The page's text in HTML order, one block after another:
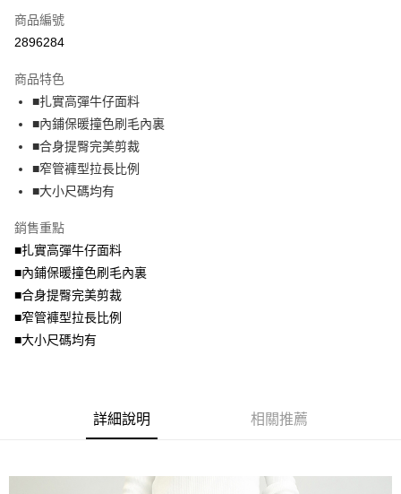
【大哥付你分期使用說明】
1.本服務由台灣大哥大提供，台灣大哥大用戶可立即使用無須另外申請。
流程，驗證手機門號後，選擇欲分期的期數、繳款截止日，確認付款後即完
成交易。
3.實際核准額度、可分期數及費用金額請依後續交易確認頁面所載為準。
4.訂單成立30分鐘內，如未前往確認交易或遇審核未通過，訂單將自動取
法說明評估內容。
【繳款方式說明】
1.分期款項不併入電信帳單，「大哥付你分期」於每月結算日後寄送繳費提
醒簡訊。
帳／街口支付／iPASS MONEY」等通路繳費。
【注意事項】
1.本服務係由「台灣大哥大股份有限公司」（以下簡稱本公司）所提供，讓
用戶於交易時，得透過本服務購買商品或服務，並由商店將買賣／分期付款
買賣價金債權讓與本公司後，依約使用本公司帳單繳交帳款。
資料（包含姓名、電話或地址）提供予台灣大哥大進項蒐集、處理及利用，
AFTEE先享後付
【關於「AFTEE先享後付」】
AFTEE先享後付是「在收到商品之後才付款」的支付方式。 讓您購物簡單
便利好安心！
１．簡單：不需註冊會員、不需綁卡、不需儲值。
２．便利：只要手機號碼，簡訊認證，即可結帳。
３．安心：先確認商品／服務後，再付款。
【「AFTEE先享後付」結帳流程】
結帳頁面，進行簡訊認證並確認金額後，即可完成結帳。
３．收到繳費通知簡訊後14天內，點擊此簡訊中的連結，可透過四大超商／
ATM／網路銀行／等多元方式進行付款，方視為交易完成。
※ 請注意：結帳手續完成當下不需立刻繳費，但若您需要取消訂單，請聯絡
購買商品的店家。未經商家同意取消之訂單仍視為有效，需透過AFTEE先享
後付繳納相關費用。
※ 交易是否成功請以「AFTEE先享後付 」之結帳頁面顯示為準，若有關於
１．透過由恩沛科技股份有限公司提供之「AFTEE先享後付」服務完成之交
https://aftee.tw/terms/#terms3
ATM付款
全家取貨付款
每筆NT$70，滿NT$699(含以上)免運費
付款後全家取貨
每筆NT$70，滿NT$699(含以上)免運費
7-11取貨付款
每筆NT$70，滿NT$799(含以上)免運費
付款後7-11取貨
每筆NT$100，滿NT$1,000(含以上)免運費
商品編號
2896284
商品特色
■扎實高彈牛仔面料
■內鋪保暖撞色刷毛內裏
■合身提臀完美剪裁
■窄管褲型拉長比例
■大小尺碼均有
銷售重點
■扎實高彈牛仔面料
■內鋪保暖撞色刷毛內裏
■合身提臀完美剪裁
■窄管褲型拉長比例
■大小尺碼均有
詳細說明 相關推薦